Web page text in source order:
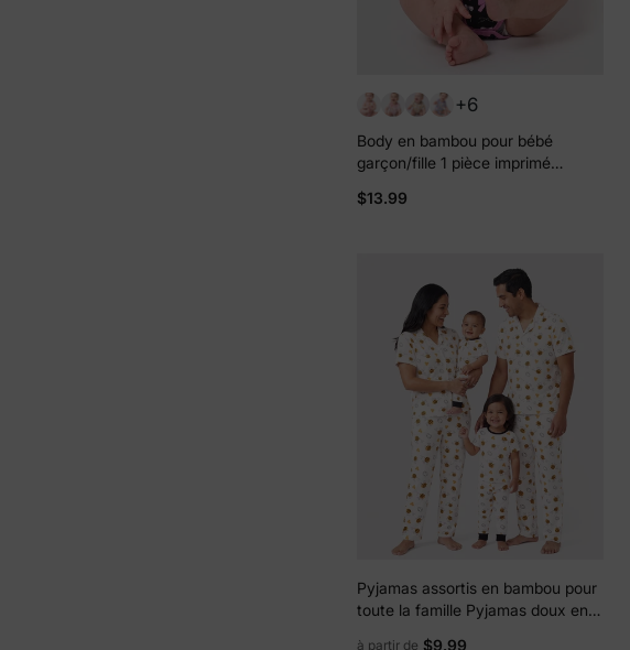
+6
Body en bambou pour bébé
garçon/fille 1 pièce imprimé
$13.99
Pyjamas assortis en bambou pour
toute la famille Pyjamas doux en
à partir de $9.99